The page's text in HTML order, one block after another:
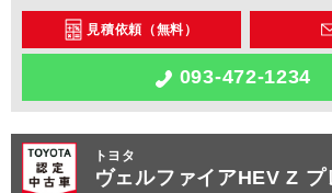
見積依頼（無料）
093-472-1234
トヨタ
ヴェルファイアHEV Z プ